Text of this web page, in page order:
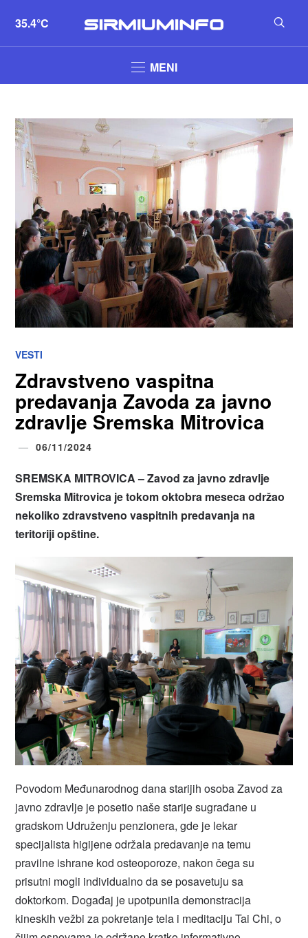
35.4°C
MENI
VESTI
Zdravstveno vaspitna
predavanja Zavoda za javno
zdravlje Sremska Mitrovica
06/11/2024
SREMSKA MITROVICA – Zavod za javno zdravlje
Sremska Mitrovica je tokom oktobra meseca održao
nekoliko zdravstveno vaspitnih predavanja na
teritoriji opštine.
Povodom Međunarodnog dana starijih osoba Zavod za
javno zdravlje je posetio naše starije sugrađane u
gradskom Udruženju penzionera, gde je lekar
specijalista higijene održala predavanje na temu
pravilne ishrane kod osteoporoze, nakon čega su
prisutni mogli individualno da se posavetuju sa
doktorkom. Događaj je upotpunila demonstracija
kineskih vežbi za pokretanje tela i meditaciju Tai Chi, o